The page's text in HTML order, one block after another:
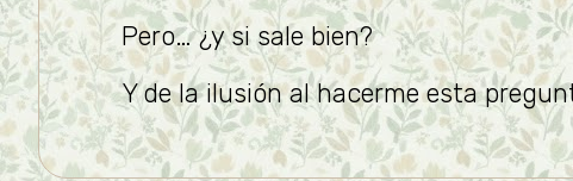
Pero… ¿y si sale bien?
Y de la ilusión al hacerme esta